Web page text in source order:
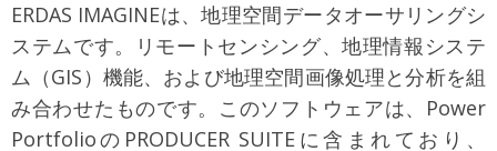
ERDAS IMAGINEは、地理空間データオーサリングシ
ステムです。リモートセンシング、地理情報システ
ム（GIS）機能、および地理空間画像処理と分析を組
み合わせたものです。このソフトウェアは、Power
PortfolioのPRODUCER SUITEに含まれており、